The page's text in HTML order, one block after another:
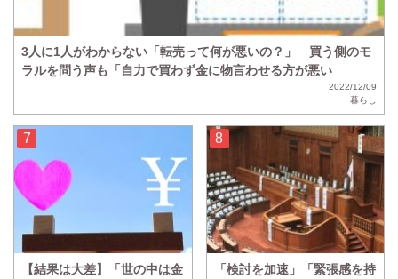
3人に1人がわからない「転売って何が悪いの？」 買う側のモ
ラルを問う声も「自力で買わず金に物言わせる方が悪い
2022/12/09
暮らし
【結果は大差】「世の中は金
「検討を加速」「緊張感を持